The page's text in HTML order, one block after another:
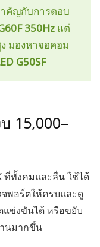
คัญกับการตอบ
350Hz แต่
มองหาจอคอม
G50SF
15,000–
ที่ทั้งคมและลื่น ใช้ได้
จพอร์ตให้ครบและดู
แข่งขันได้ หรือขยับ
นมากขึ้น